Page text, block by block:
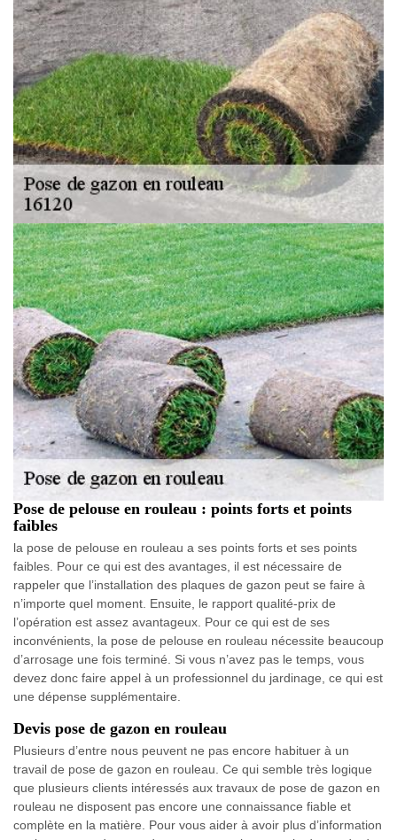
Pose de pelouse en rouleau : points forts et points
faibles
la pose de pelouse en rouleau a ses points forts et ses points
faibles. Pour ce qui est des avantages, il est nécessaire de
rappeler que l’installation des plaques de gazon peut se faire à
n’importe quel moment. Ensuite, le rapport qualité-prix de
l’opération est assez avantageux. Pour ce qui est de ses
inconvénients, la pose de pelouse en rouleau nécessite beaucoup
d’arrosage une fois terminé. Si vous n’avez pas le temps, vous
devez donc faire appel à un professionnel du jardinage, ce qui est
une dépense supplémentaire.
Devis pose de gazon en rouleau
Plusieurs d’entre nous peuvent ne pas encore habituer à un
travail de pose de gazon en rouleau. Ce qui semble très logique
que plusieurs clients intéressés aux travaux de pose de gazon en
rouleau ne disposent pas encore une connaissance fiable et
complète en la matière. Pour vous aider à avoir plus d’information